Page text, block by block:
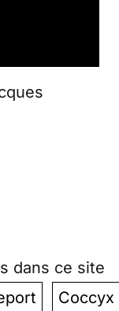
dans ce site
Coccyx